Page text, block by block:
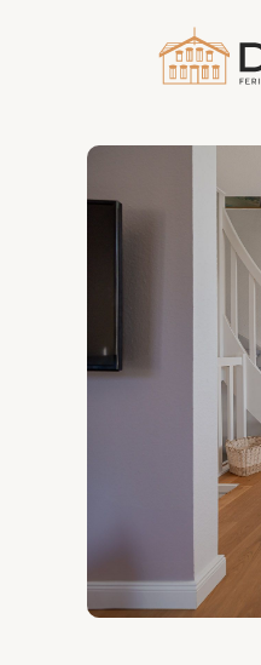
Herausragend